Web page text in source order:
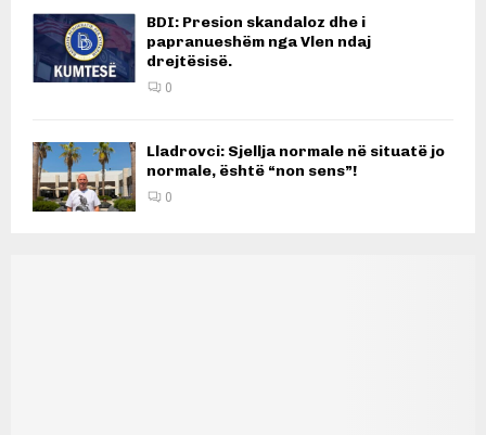
BDI: Presion skandaloz dhe i
papranueshëm nga Vlen ndaj
drejtësisë.
0
Lladrovci: Sjellja normale në situatë jo
normale, është “non sens”!
0